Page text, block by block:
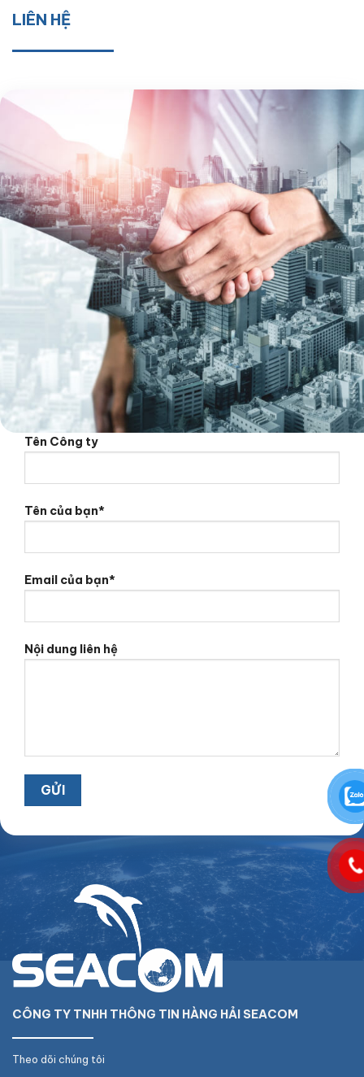
LIÊN HỆ
Tên Công ty
Tên của bạn*
Email của bạn*
Nội dung liên hệ
CÔNG TY TNHH THÔNG TIN HÀNG HẢI SEACOM
Theo dõi chúng tôi